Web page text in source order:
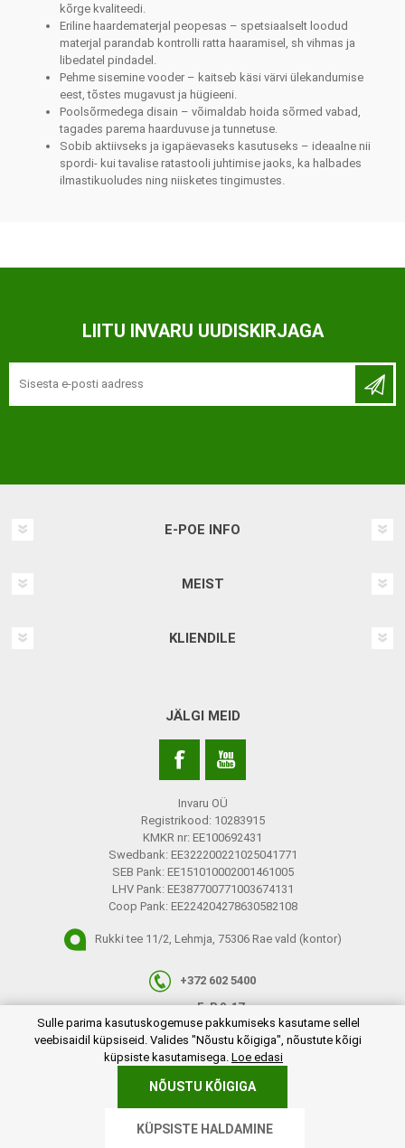
kõrge kvaliteedi.
Eriline haardematerjal peopesas – spetsiaalselt loodud
materjal parandab kontrolli ratta haaramisel, sh vihmas ja
libedatel pindadel.
Pehme sisemine vooder – kaitseb käsi värvi ülekandumise
eest, tõstes mugavust ja hügieeni.
Pool­sõrmedega disain – võimaldab hoida sõrmed vabad,
tagades parema haarduvuse ja tunnetuse.
Sobib aktiivseks ja igapäevaseks kasutuseks – ideaalne nii
spordi- kui tavalise ratastooli juhtimise jaoks, ka halbades
ilmastikuoludes ning niisketes tingimustes.
LIITU INVARU UUDISKIRJAGA
E-POE INFO
MEIST
KLIENDILE
JÄLGI MEID
Invaru OÜ
Registrikood: 10283915
KMKR nr: EE100692431
Swedbank: EE322200221025041771
SEB Pank: EE151010002001461005
LHV Pank: EE387700771003674131
Coop Pank: EE224204278630582108
Rukki tee 11/2, Lehmja, 75306 Rae vald (kontor)
+372 602 5400
E-R 9-17
info@invaru.ee
Powered bynopCommerce
Sulle parima kasutuskogemuse pakkumiseks kasutame sellel
veebisaidil küpsiseid. Valides "Nõustu kõigiga", nõustute kõigi
küpsiste kasutamisega. Loe edasi
NÕUSTU KÕIGIGA
KÜPSISTE HALDAMINE